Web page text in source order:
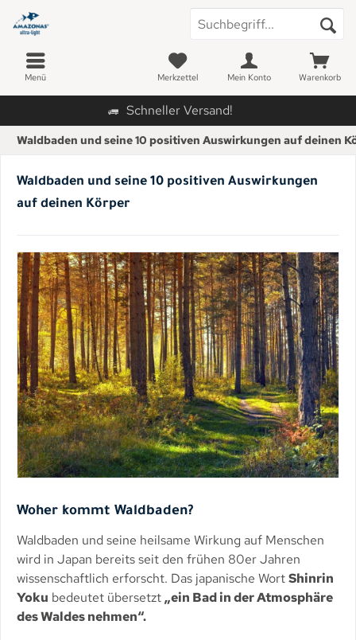
Schneller Versand!
Menü Warenkorb
Merkzettel Mein Konto
Waldbaden und seine 10 positiven Auswirkungen auf deinen
Waldbaden und seine 10 positiven Auswirkungen
auf deinen Körper
Woher kommt Waldbaden?
Waldbaden und seine heilsame Wirkung auf Menschen
wird in Japan bereits seit den frühen 80er Jahren
wissenschaftlich erforscht. Das japanische WortShinrin
Yoku bedeutet übersetzt„ein Bad in der Atmosphäre
des Waldes nehmen“.